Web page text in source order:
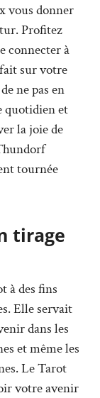
vous donner
Profitez
connecter à
sur votre
ne pas en
quotidien et
la joie de
tournée
tirage
à des fins
Elle servait
dans les
et même les
Le Tarot
votre avenir